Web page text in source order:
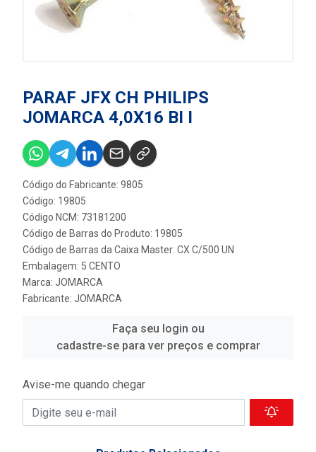
PARAF JFX CH PHILIPS
JOMARCA 4,0X16 BI I
Código do Fabricante: 9805
Código: 19805
Código NCM: 73181200
Código de Barras do Produto: 19805
Código de Barras da Caixa Master: CX C/500 UN
Embalagem: 5 CENTO
Marca: JOMARCA
Fabricante: JOMARCA
Faça seu login ou
cadastre-se para ver preços e comprar
Avise-me quando chegar